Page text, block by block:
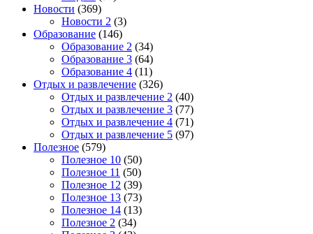
Новости (369)
Новости 2 (3)
Образование (146)
Образование 2 (34)
Образование 3 (64)
Образование 4 (11)
Отдых и развлечение (326)
Отдых и развлечение 2 (40)
Отдых и развлечение 3 (77)
Отдых и развлечение 4 (71)
Отдых и развлечение 5 (97)
Полезное (579)
Полезное 10 (50)
Полезное 11 (50)
Полезное 12 (39)
Полезное 13 (73)
Полезное 14 (13)
Полезное 2 (34)